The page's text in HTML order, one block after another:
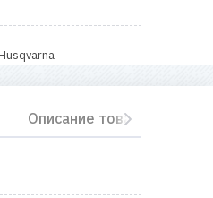
Описание товара